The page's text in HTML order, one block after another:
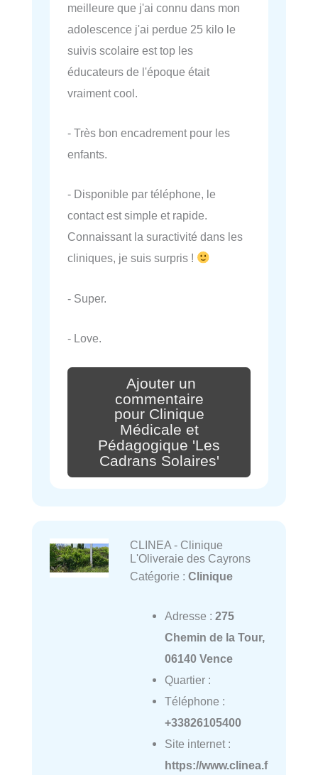
meilleure que j'ai connu dans mon
adolescence j'ai perdue 25 kilo le
suivis scolaire est top les
éducateurs de l'époque était
vraiment cool.
- Très bon encadrement pour les
enfants.
- Disponible par téléphone, le
contact est simple et rapide.
Connaissant la suractivité dans les
cliniques, je suis surpris !
- Super.
- Love.
Ajouter un
commentaire
pour Clinique
Médicale et
Pédagogique 'Les
Cadrans Solaires'
CLINEA - Clinique
L'Oliveraie des Cayrons
Catégorie : Clinique
Adresse : 275
Chemin de la Tour,
06140 Vence
Quartier :
Téléphone :
+33826105400
Site internet :
https://www.clinea.f